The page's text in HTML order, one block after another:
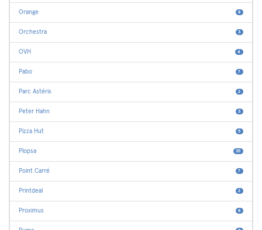
Orange 8
Orchestra 3
OVH 4
Pabo 7
Parc Astérix 2
Peter Hahn 3
Pizza Hut 5
Plopsa 35
Point Carré 7
Printdeal 2
Proximus 8